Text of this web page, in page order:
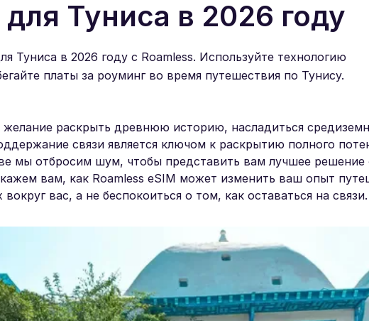
Туниса в 2026 году
Туниса в 2026 году с Roamless. Используйте технологию
платы за роуминг во время путешествия по Тунису.
желание раскрыть древнюю историю, насладиться
связи является ключом к раскрытию полного
мы отбросим шум, чтобы представить вам лучшее решение
вам, как Roamless eSIM может изменить ваш опыт
вас, а не беспокоиться о том, как оставаться на связи.